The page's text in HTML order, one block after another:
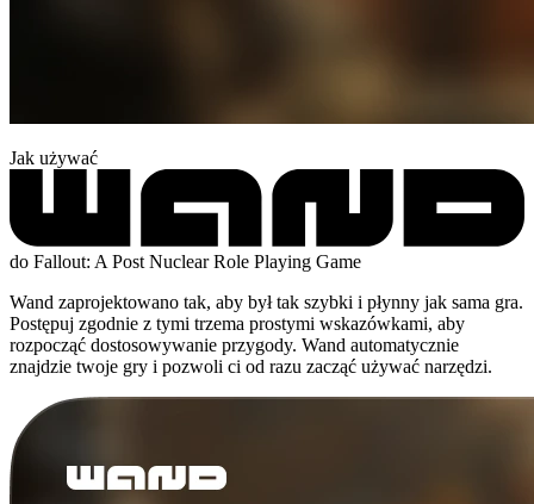
Jak używać
do Fallout: A Post Nuclear Role Playing Game
Wand zaprojektowano tak, aby był tak szybki i płynny jak sama gra.
Postępuj zgodnie z tymi trzema prostymi wskazówkami, aby
rozpocząć dostosowywanie przygody. Wand automatycznie
znajdzie twoje gry i pozwoli ci od razu zacząć używać narzędzi.